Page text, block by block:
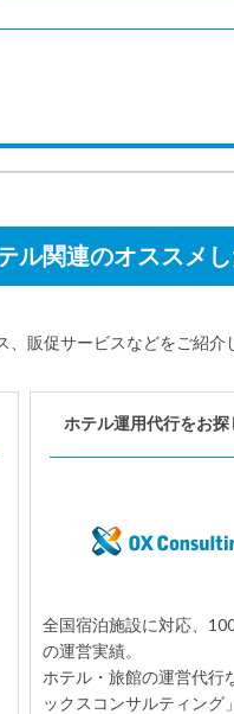
ル関連のオススメ
販促サービスなどをご紹介
ホテル運用代行をお探
全国宿泊施設に対応、
の運営実績。
ホテル・旅館の運営代行
ックスコンサルティング」